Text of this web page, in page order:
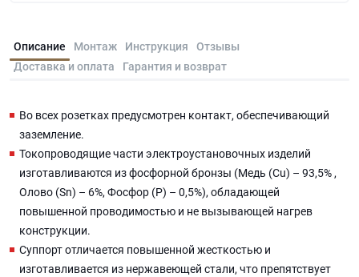
Описание Монтаж Инструкция
Отзывы
Доставка и оплата
Гарантия и возврат
Во всех розетках предусмотрен контакт, обеспечивающий
заземление.
Токопроводящие части электроустановочных изделий
изготавливаются из фосфорной бронзы (Медь (Cu) – 93,5% ,
Олово (Sn) – 6%, Фосфор (P) – 0,5%), обладающей
повышенной проводимостью и не вызывающей нагрев
конструкции.
Суппорт отличается повышенной жесткостью и
изготавливается из нержавеющей стали, что препятствует